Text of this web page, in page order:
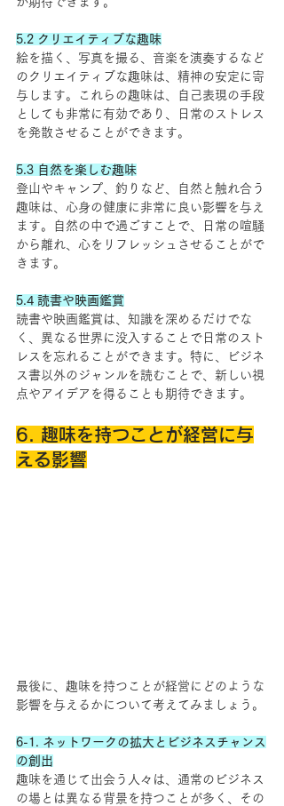
5.2 クリエイティブな趣味
絵を描く、写真を撮る、音楽を演奏するなど
のクリエイティブな趣味は、精神の安定に寄
与します。これらの趣味は、自己表現の手段
としても非常に有効であり、日常のストレス
を発散させることができます。
5.3 自然を楽しむ趣味
登山やキャンプ、釣りなど、自然と触れ合う
趣味は、心身の健康に非常に良い影響を与え
ます。自然の中で過ごすことで、日常の喧騒
から離れ、心をリフレッシュさせることがで
きます。
5.4 読書や映画鑑賞
読書や映画鑑賞は、知識を深めるだけでな
く、異なる世界に没入することで日常のスト
レスを忘れることができます。特に、ビジネ
ス書以外のジャンルを読むことで、新しい視
点やアイデアを得ることも期待できます。
6. 趣味を持つことが経営に与
える影響
最後に、趣味を持つことが経営にどのような
影響を与えるかについて考えてみましょう。
6-1. ネットワークの拡大とビジネスチャンス
の創出
趣味を通じて出会う人々は、通常のビジネス
の場とは異なる背景を持つことが多く、その